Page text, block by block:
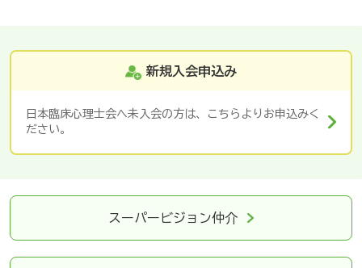
新規入会申込み
日本臨床心理士会へ未入会の方は、こちらよりお申込みく
ださい。
スーパービジョン仲介